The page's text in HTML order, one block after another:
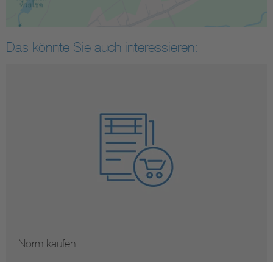
Das könnte Sie auch interessieren:
Norm kaufen